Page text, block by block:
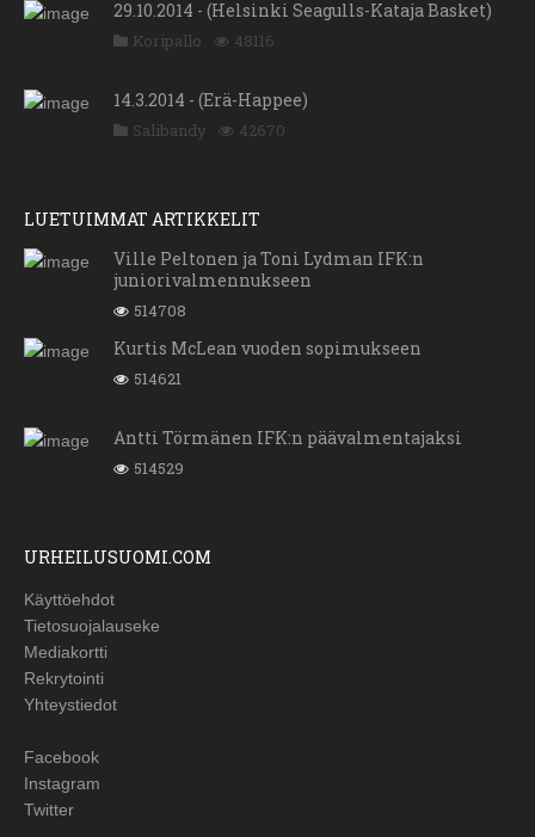
29.10.2014 - (Helsinki Seagulls-Kataja Basket)
Koripallo 48116
14.3.2014 - (Erä-Happee)
Salibandy 42670
LUETUIMMAT ARTIKKELIT
Ville Peltonen ja Toni Lydman IFK:n
juniorivalmennukseen
514708
Kurtis McLean vuoden sopimukseen
514621
Antti Törmänen IFK:n päävalmentajaksi
514529
URHEILUSUOMI.COM
Käyttöehdot
Tietosuojalauseke
Mediakortti
Rekrytointi
Yhteystiedot
Facebook
Instagram
Twitter